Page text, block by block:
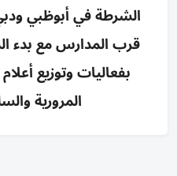
الشرطة في أبوظبي
قرب المدارس مع بدء
بفعاليات وتوزيع
المرورية